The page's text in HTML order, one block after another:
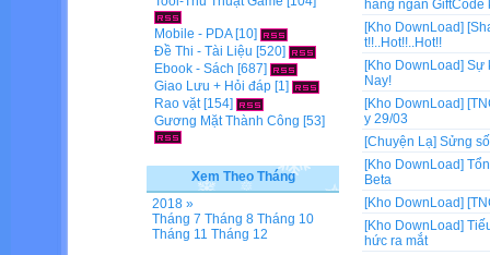
hàng ngàn GiftCode
[Kho DownLoad]
t!!..Hot!!..Hot!!
[Kho DownLoad] Sự
Nay!
[Kho DownLoad]
y 29/03
[Chuyện Lạ] Sửng
[Kho DownLoad]
Beta
[Kho DownLoad]
[Kho DownLoad]
hức ra mắt
Mobile - PDA[10]
Đề Thi - Tài Liệu [520]
Ebook - Sách [687]
Giao Lưu + Hỏi đáp [1]
Rao vặt[154]
Gương Mặt Thành Công [53]
Xem Theo Tháng
2018 »
Tháng 7 Tháng 8 Tháng 10
Tháng 11 Tháng 12